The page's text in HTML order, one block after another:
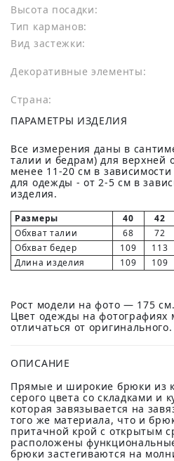
Высота посадки:
Тип карманов:
Вид застежки:
Декоративные элементы:
Страна:
ПАРАМЕТРЫ ИЗДЕЛИЯ
Все измерения даны в
талии и бедрам) для
менее 11-20 см в зависимости
для одежды - от 2-5 см в
изделия.
Размеры 40 42
Обхват талии
68 72
Обхват бедер
109 113
Длина изделия
109 109
Рост модели на фото — 175 см.
Цвет одежды на фотографиях
отличаться от оригинального.
ОПИСАНИЕ
Прямые и широкие брюки из
серого цвета со складками и
которая завязывается на
того же материала, что и
притачной крой с открытым
расположены
брюки застегиваются на